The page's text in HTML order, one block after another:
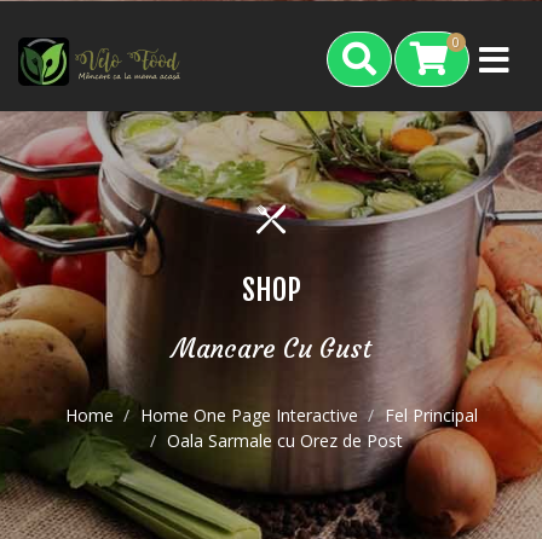
SHOP
Mancare Cu Gust
Home Home One Page Interactive
Fel Principal
Oala Sarmale cu Orez de Post
0